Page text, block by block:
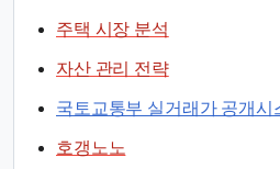
주택 시장 분석
자산 관리 전략
국토교통부 실거래가 공개시
호갱노노